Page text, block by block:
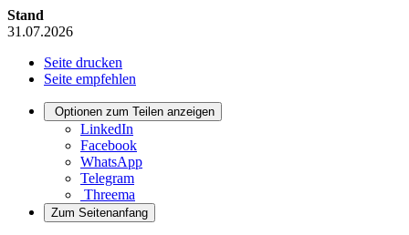
Stand
31.07.2026
Seite drucken
Seite empfehlen
Optionen zum Teilen anzeigen
LinkedIn
Facebook
WhatsApp
Telegram
Threema
Zum Seitenanfang